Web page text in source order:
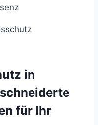
in
für Ihr